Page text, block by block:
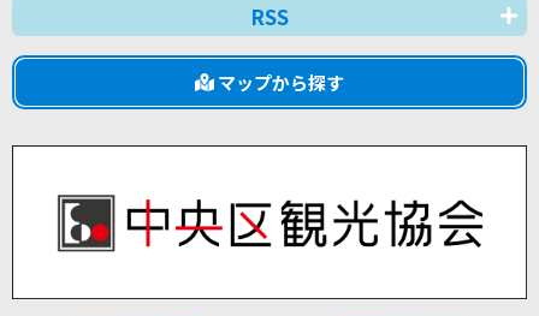
RSS
マップから探す